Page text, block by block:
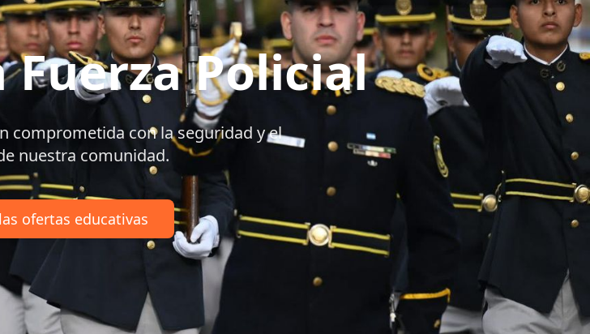
Fuerza Policial
comprometida con la seguridad y el
nuestra comunidad.
ofertas educativas